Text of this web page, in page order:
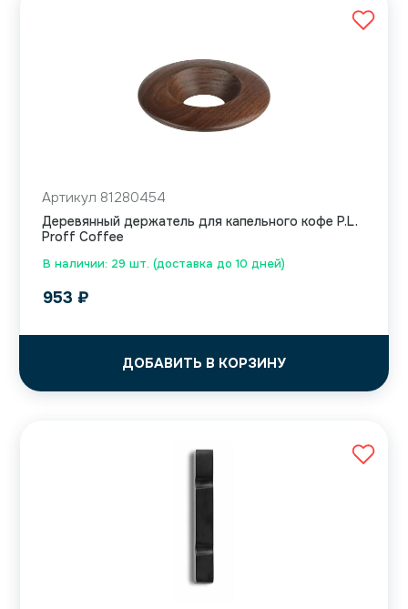
В наличии: 29 шт. (доставка до 10 дней)
Артикул 81280454
Деревянный держатель для капельного кофе P.L.
Proff Coffee
953 ₽
ДОБАВИТЬ В КОРЗИНУ